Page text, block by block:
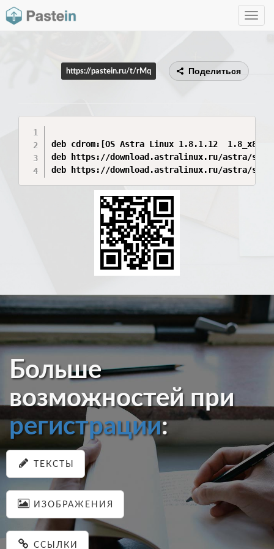
Toggle
https://pastein.ru/t/rMq Поделиться
deb cdrom:[OS Astra Linux 1.8.1.12
deb https://download.astralinux.ru/astra/
deb https://download.astralinux.ru/astra/
Больше
возможностей при
регистрации:
ТЕКСТЫ
ИЗОБРАЖЕНИЯ
ССЫЛКИ